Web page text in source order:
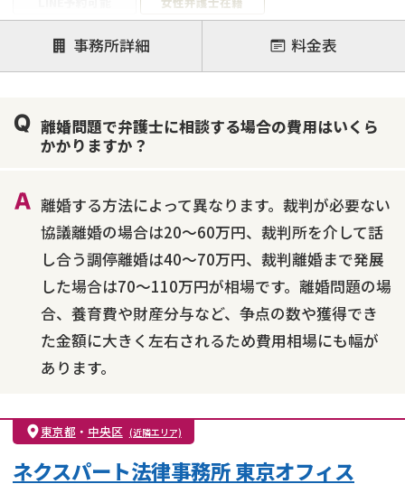
注力案件
離婚前相談
離婚調停
離婚裁判
不貞・不倫慰謝料請求
国際離婚
養育費問題
財産分与
事務所詳細 料金表
離婚問題で弁護士に相談する場合の費用はいくら
かかりますか？
離婚する方法によって異なります。裁判が必要ない
協議離婚の場合は20～60万円、裁判所を介して話
し合う調停離婚は40～70万円、裁判離婚まで発展
した場合は70～110万円が相場です。離婚問題の場
合、養育費や財産分与など、争点の数や獲得でき
た金額に大きく左右されるため費用相場にも幅が
あります。
東京都 ・ 中央区 (近隣エリア)
ネクスパート法律事務所 東京オフィス